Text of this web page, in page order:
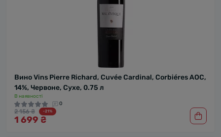
Вино Vins Pierre Richard, Cuvée Cardinal, Corbiéres AOC,
14%, Червоне, Сухе, 0.75 л
В наявності
0
2 156 ₴ -21%
1 699 ₴